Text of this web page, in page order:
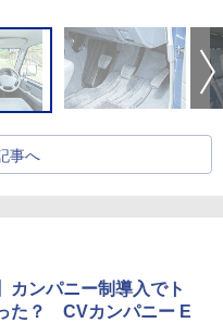
事へ
カンパニー制導入でト
た？ CVカンパニー E